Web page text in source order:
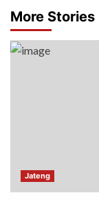
More Stories
Jateng